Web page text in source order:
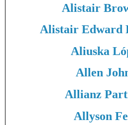
Alistair
Alistair Edward
Aliuska
Allen
Allianz
Allyson